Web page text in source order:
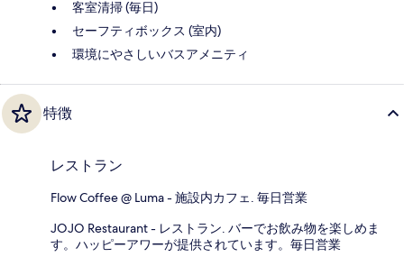
客室清掃 (毎日)
セーフティボックス (室内)
環境にやさしいバスアメニティ
特徴
レストラン
Flow Coffee @ Luma - 施設内カフェ. 毎日営業
JOJO Restaurant - レストラン. バーでお飲み物を楽しめま
す。ハッピーアワーが提供されています。毎日営業